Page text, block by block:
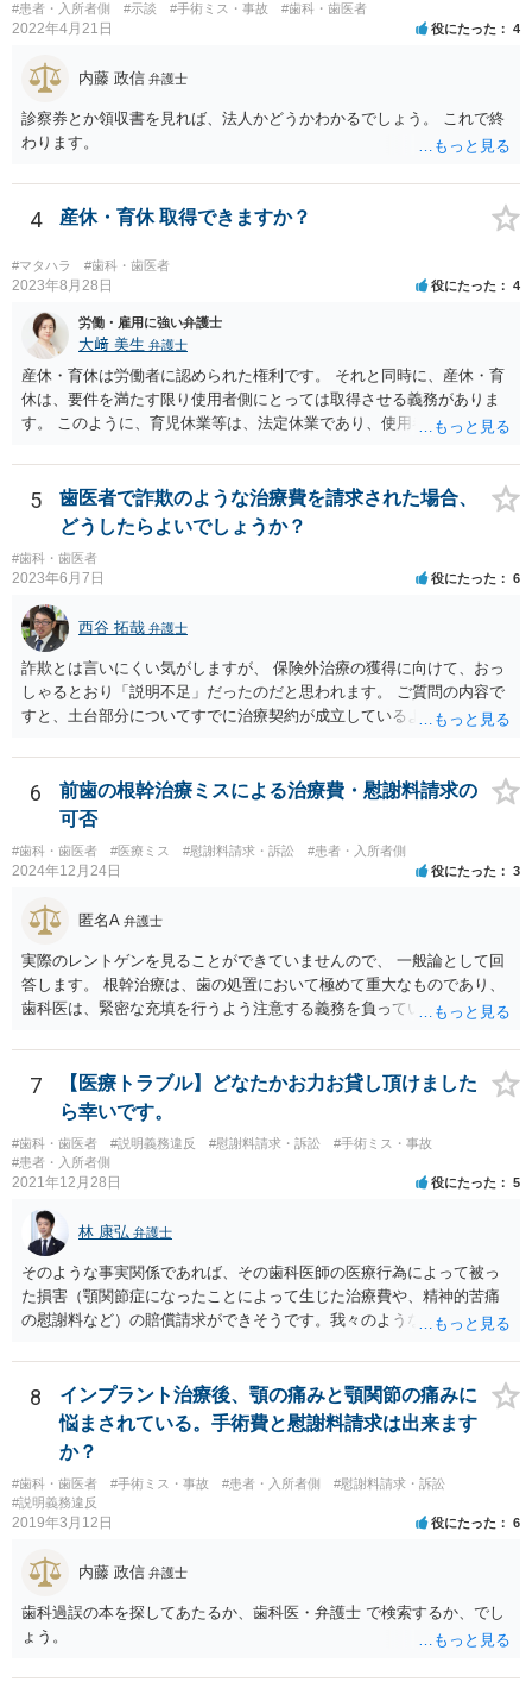
ては慰謝料の請求は認められないと考えられます。
#患者・入所者側 #示談 #手術ミス・事故 #歯科・歯医者
2022年4月21日 役にたった 4
内藤 政信 弁護士
診察券とか領収書を見れば、法人かどうかわかるでしょう。 これで終
わります。
4 産休・育休 取得できますか？
#マタハラ #歯科・歯医者
2023年8月28日 役にたった 4
労働・雇用に強い弁護士
大﨑 美生 弁護士
産休・育休は労働者に認められた権利です。 それと同時に、産休・育
休は、要件を満たす限り使用者側にとっては取得させる義務がありま
す。 このように、育児休業等は、法定休業であり、使用者側で任意に
って、産休・育休を認めないということはできません。 ただし、残念
ながら実際には、妊娠・出産をしたら退職する慣行の事業者はありま
す。 しかし、このような慣行となっていること自体が、均等法９条１
項に違反します。 均等法違反は行政指導の対象となり、事業者が是正
勧告に従わない場合には企業名が公表される可能性もあります。 実際
に小さな医院で公表までいったケースがありますが、かなり稀なケー
スと言えます。 また、産休・育休を理由とした解雇は無効であり、損
害賠償請求の対象にもなります。 実際にどのようなアクションを取る
かは、職場での人間関係など気になる点があると思いますが、弁護士
か労基署へ一度ご相談いただくと安心だと思います。 均等法 （婚姻、
妊娠、出産等を理由とする不利益取扱いの禁止等） 第九条 事業主
は、女性労働者が婚姻し、妊娠し、又は出産したことを退職理由とし
て予定する定めをしてはならない。 ２ 事業主は、女性労働者が婚姻
したことを理由として、解雇してはならない。 ３ 事業主は、その雇
用する女性労働者が妊娠したこと、出産したこと、労働基準法（昭和
二十二年法律第四十九号）第六十五条第一項の規定による休業を請求
し、又は同項若しくは同条第二項の規定による休業をしたことその他
の妊娠又は出産に関する事由であつて厚生労働省令で定めるものを理
はならない。 ４ 妊娠中の女性労働者及び出産後一年を経過しない女
該解雇が前項に規定する事由を理由とする解雇でないことを証明した
ときは、この限りでない。
5
歯医者で詐欺のような治療費を請求された場合、
どうしたらよいでしょうか？
#歯科・歯医者
2023年6月7日 役にたった 6
西谷 拓哉 弁護士
詐欺とは言いにくい気がしますが、 保険外治療の獲得に向けて、おっ
しゃるとおり「説明不足」だったのだと思われます。 ご質問の内容で
すと、土台部分についてすでに治療契約が成立しているように思われ
させることができます。 消費者契約法は、いくつか取消の類型を定め
ています。 いくつか該当しそうな取消権をご参考までのせます。 ①土
台と被せ物の治療は通常同じ歯科で行いますので、被せ物の治療費が
４０万円もかかるというのは 治療費という重要な事項について、不利
益なる事実の不告知があった認められると考えられます。 そのため、
４０万円もかかるとは夢にも思わなかったという事情があれば、不利
益事実の不告知を理由とした取消権を主張することが出来る可能性が
あります（消費者契約法４条２項）。 ②また、保険外治療の必要性に
ついて虚偽の説明があったのであれば、不実告知取消ということも考
えられます（消費者契約法４条１項１号）。 ③そのほか、歯科治療
中、抗らうことが困難な状態で保険外治療の勧誘をされたということ
であれば、最近（令和５年６月１日）施行されたばかりですが、 退去
困難場所（たとえば、待合から診察台へ）に同行された上で困惑して
契約したという類型の取消権（改正消費者契約法４条３項３号）も使
える可能性があります。 一旦、書面で消費者契約法に基づく取消権を
行使するので払えないという 通知をして様子をみるのも手かと思いま
す。 その他、消費生活センターに相談して、間に入ってもらうことも
手かもしれません。
6
前歯の根幹治療ミスによる治療費・慰謝料請求の
可否
#歯科・歯医者 #医療ミス #慰謝料請求・訴訟 #患者・入所者側
2024年12月24日 役にたった 3
匿名A 弁護士
実際のレントゲンを見ることができていませんので、 一般論として回
答します。 根幹治療は、歯の処置において極めて重大なものであり、
歯科医は、緊密な充填を行うよう注意する義務を負っていると考えら
号事件） 当該義務に違反した場合、診療契約の不履行又は不法行為に
基づく損害賠償請求の可能性が生じます。 慰謝料に関しては、通院慰
謝料といった形での請求になろうかと思います。
7
【医療トラブル】どなたかお力お貸し頂けました
ら幸いです。
#歯科・歯医者 #説明義務違反 #慰謝料請求・訴訟
#手術ミス・事故
#患者・入所者側
2021年12月28日 役にたった 5
林 康弘 弁護士
そのような事実関係であれば、その歯科医師の医療行為によって被っ
た損害（顎関節症になったことによって生じた治療費や、精神的苦痛
の慰謝料など）の賠償請求ができそうです。我々のような弁護士に依
科）の先生の協力等を得ることも必要だと思います。
8
インプラント治療後、顎の痛みと顎関節の痛みに
悩まされている。手術費と慰謝料請求は出来ます
か？
#歯科・歯医者 #手術ミス・事故 #患者・入所者側
#慰謝料請求・訴訟
#説明義務違反
2019年3月12日 役にたった 6
内藤 政信 弁護士
歯科過誤の本を探してあたるか、歯科医・弁護士 で検索するか、でし
ょう。